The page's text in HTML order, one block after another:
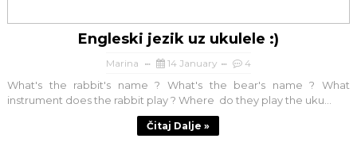
Engleski jezik uz ukulele :)
Marina 14 January 4
What's the rabbit's name ? What's the bear's name ? What
instrument does the rabbit play ? Where do they play the uku...
Čitaj Dalje »